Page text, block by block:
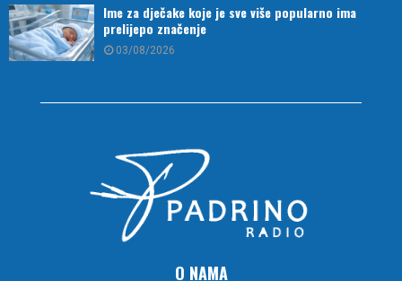
Ime za dječake koje je sve više popularno ima
prelijepo značenje
03/08/2026
O NAMA